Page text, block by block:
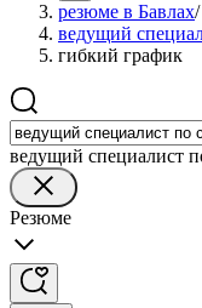
резюме в Бавлах/
ведущий
гибкий график
ведущий специалист
Резюме